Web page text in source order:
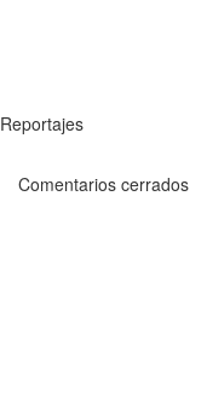
Reportajes
Comentarios cerrados